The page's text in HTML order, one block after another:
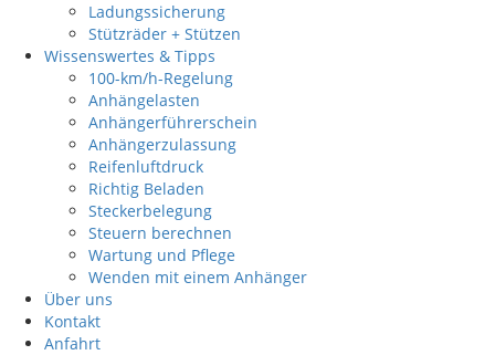
Ladungssicherung
Stützräder + Stützen
Wissenswertes & Tipps
100-km/h-Regelung
Anhängelasten
Anhängerführerschein
Anhängerzulassung
Reifenluftdruck
Richtig Beladen
Steckerbelegung
Steuern berechnen
Wartung und Pflege
Wenden mit einem Anhänger
Über uns
Kontakt
Anfahrt